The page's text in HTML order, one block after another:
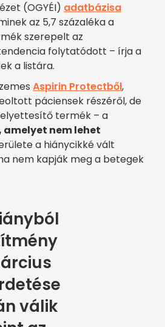
(OGYÉI) adatbázisa
az 5,7 százaléka a
szerepelt az
folytatódott – írja a
a listára.
Aspirin Protectből,
páciensek részéről, de
termék – a
amelyet nem lehet
a hiánycikké vált
nem kapják meg a betegek
válik